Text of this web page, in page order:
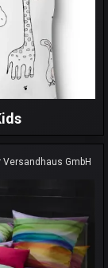
Versandhaus GmbH